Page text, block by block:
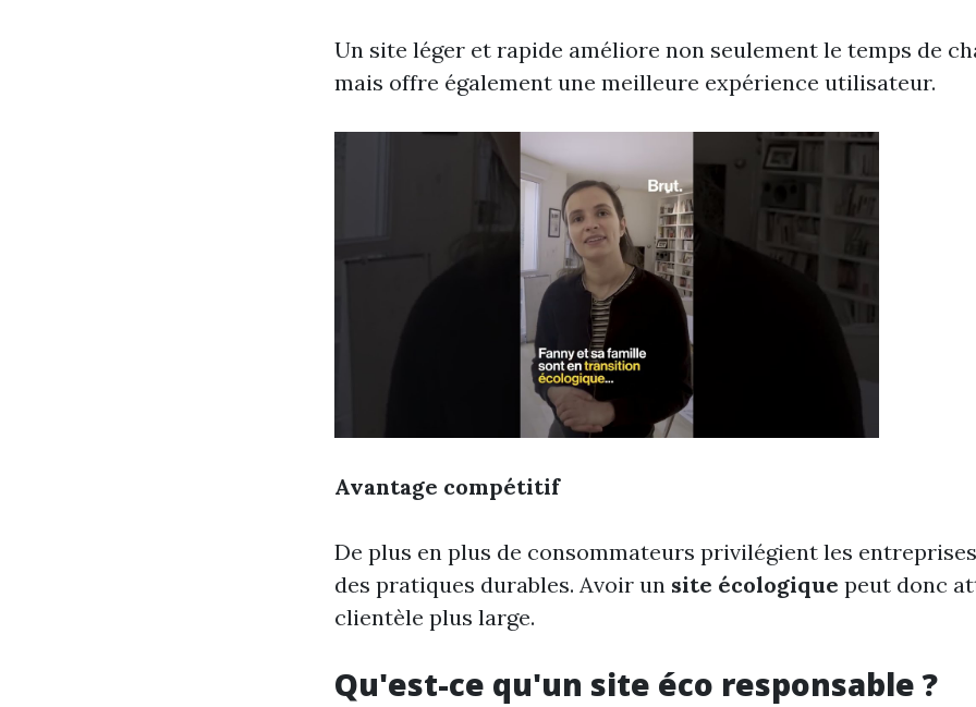
Un site léger et rapide améliore non seulement le temps de
mais offre également une meilleure expérience utilisateur.
Avantage compétitif
De plus en plus de consommateurs privilégient les
des pratiques durables. Avoir un site écologique peut donc
clientèle plus large.
Qu'est-ce qu'un site éco responsable ?